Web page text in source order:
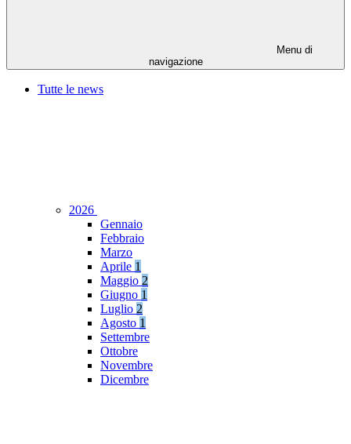
Menu di
navigazione
Tutte le news
2026
Gennaio
Febbraio
Marzo
Aprile 1
Maggio 2
Giugno 1
Luglio 2
Agosto 1
Settembre
Ottobre
Novembre
Dicembre